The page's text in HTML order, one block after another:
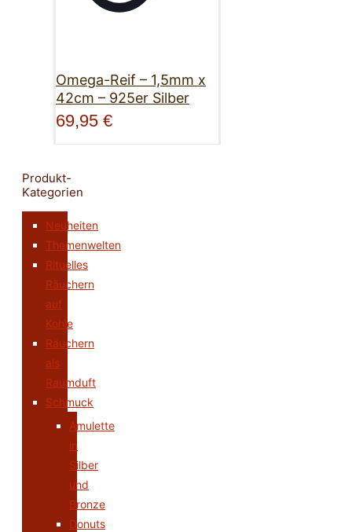
Omega-Reif – 1,5mm x
42cm – 925er Silber
69,95 €
Produkt-
Kategorien
Neuheiten
Themenwelten
Rituelles
Räuchern
auf
Kohle
Räuchern
als
Raumduft
Schmuck
Amulette
in
Silber
und
Bronze
Donuts